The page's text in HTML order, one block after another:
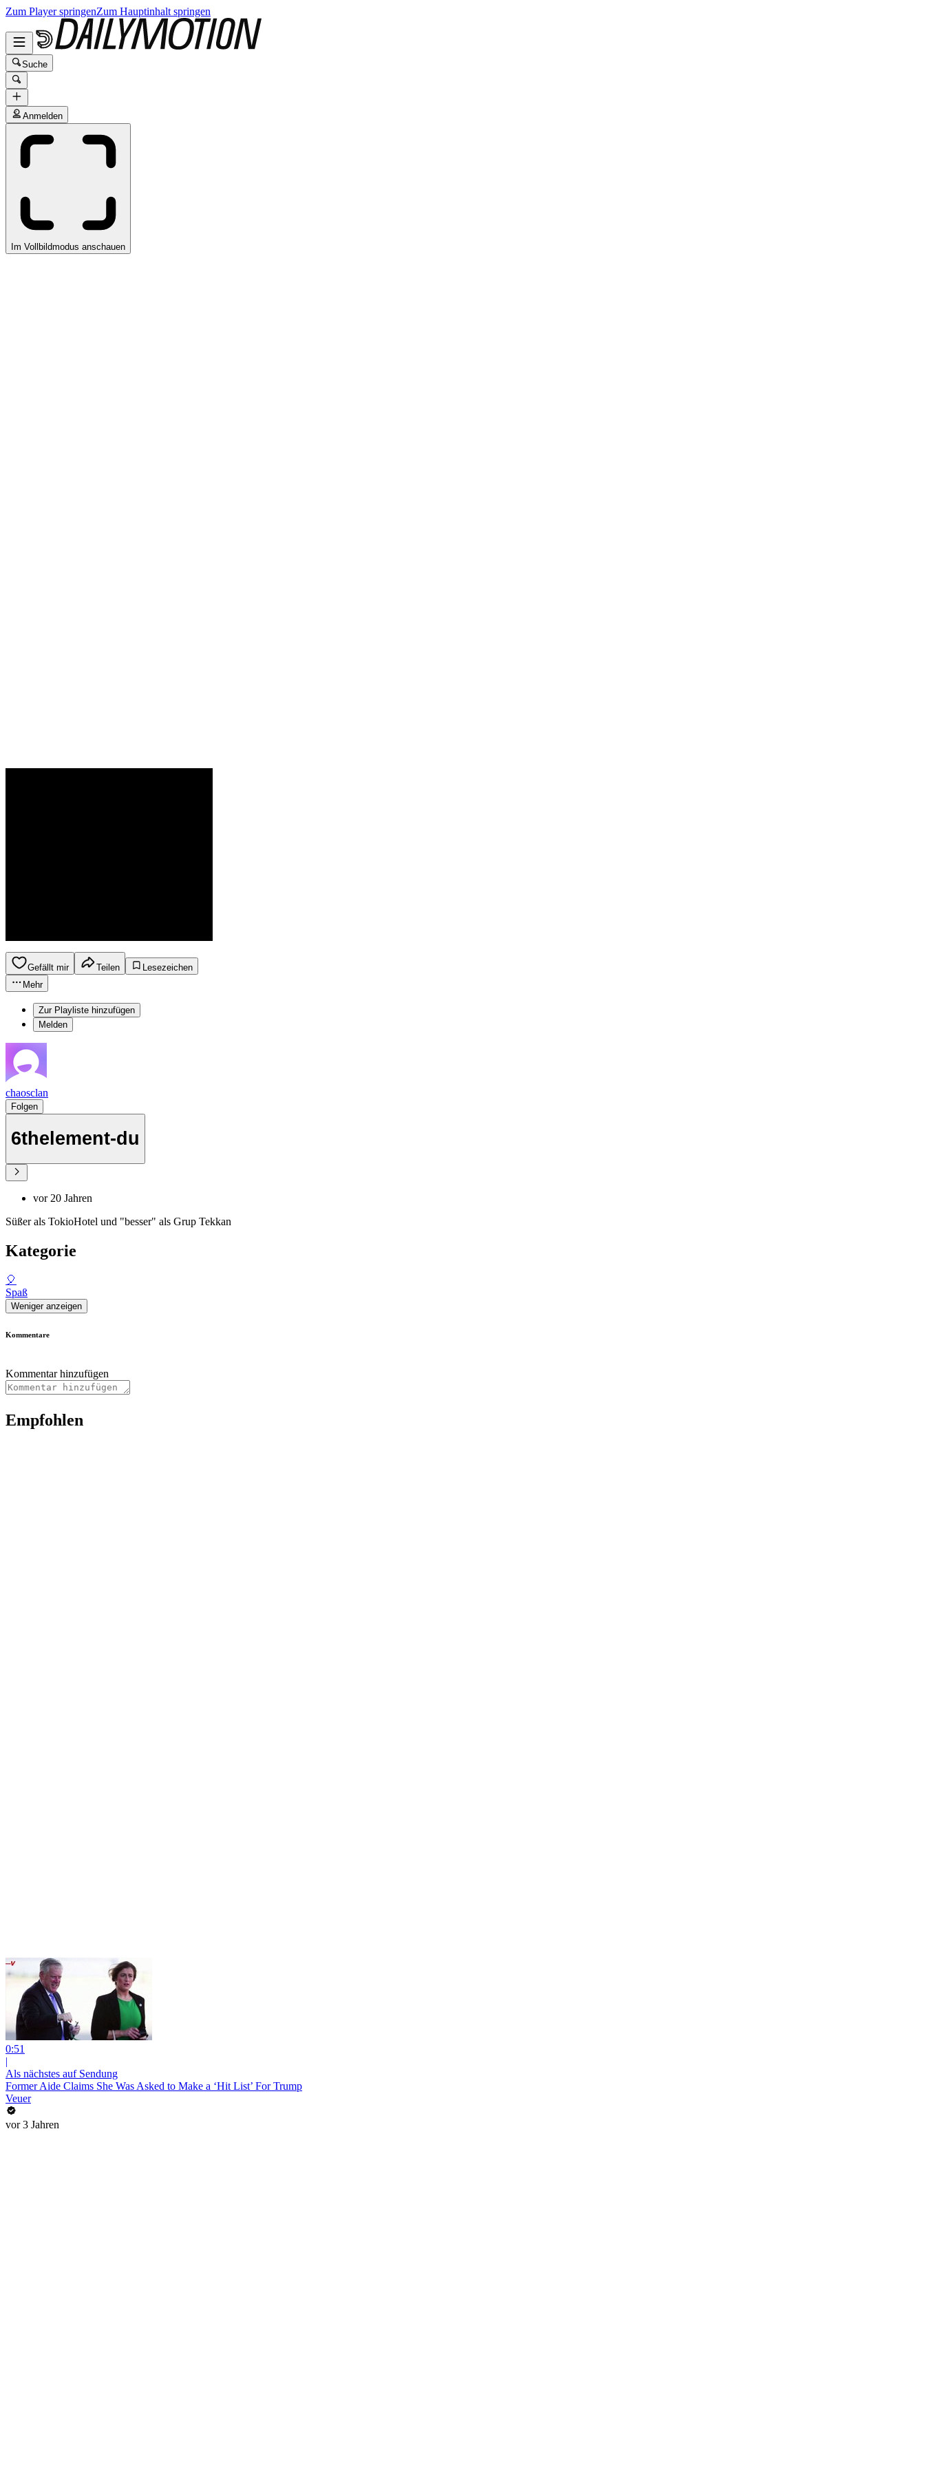
Zum Player springenZum Hauptinhalt springen
Suche
Anmelden
Im Vollbildmodus anschauen
Gefällt mir Teilen
Lesezeichen
Mehr
Zur Playliste hinzufügen
Melden
chaosclan
Folgen
6thelement-du
vor 20 Jahren
Süßer als TokioHotel und "besser" als Grup Tekkan
Kategorie
🎈
Spaß
Weniger anzeigen
Kommentare
Kommentar hinzufügen
Empfohlen
0:51
|
Als nächstes auf Sendung
Former Aide Claims She Was Asked to Make a ‘Hit List’ For Trump
Veuer
vor 3 Jahren